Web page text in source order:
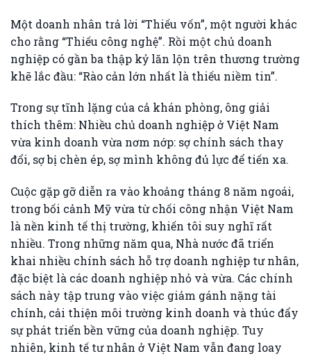
Một doanh nhân trả lời “Thiếu vốn”, một người khác
cho rằng “Thiếu công nghệ”. Rồi một chủ doanh
nghiệp có gần ba thập kỷ lăn lộn trên thương trường
khẽ lắc đầu: “Rào cản lớn nhất là thiếu niềm tin”.
Trong sự tĩnh lặng của cả khán phòng, ông giải
thích thêm: Nhiều chủ doanh nghiệp ở Việt Nam
vừa kinh doanh vừa nơm nớp: sợ chính sách thay
đổi, sợ bị chèn ép, sợ mình không đủ lực để tiến xa.
Cuộc gặp gỡ diễn ra vào khoảng tháng 8 năm ngoái,
trong bối cảnh Mỹ vừa từ chối công nhận Việt Nam
là nền kinh tế thị trường, khiến tôi suy nghĩ rất
nhiều. Trong những năm qua, Nhà nước đã triển
khai nhiều chính sách hỗ trợ doanh nghiệp tư nhân,
đặc biệt là các doanh nghiệp nhỏ và vừa. Các chính
sách này tập trung vào việc giảm gánh nặng tài
chính, cải thiện môi trường kinh doanh và thúc đẩy
sự phát triển bền vững của doanh nghiệp. Tuy
nhiên, kinh tế tư nhân ở Việt Nam vẫn đang loay